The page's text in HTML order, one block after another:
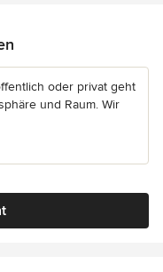
oder privat geht
und Raum. Wir